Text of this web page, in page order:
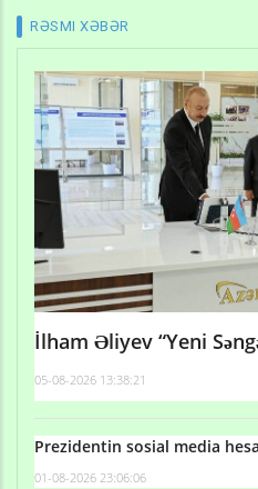
RƏSMI XƏBƏR
İlham Əliyev “Yeni
05-08-2026 13:38:21
Prezidentin sosial media
01-08-2026 23:06:06